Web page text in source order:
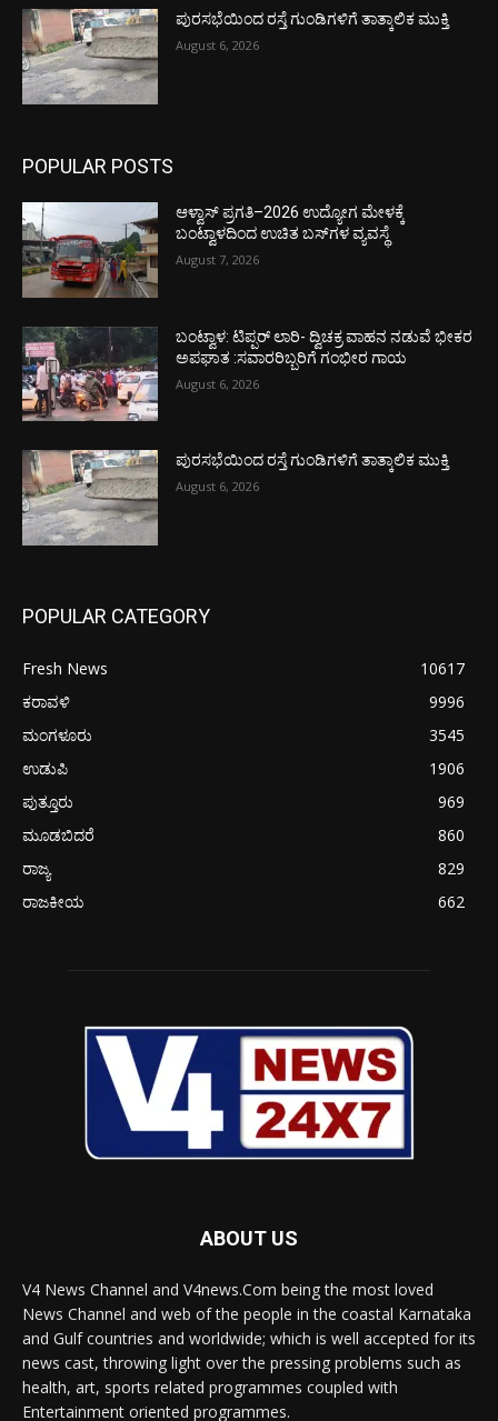
ಪುರಸಭೆಯಿಂದ ರಸ್ತೆ ಗುಂಡಿಗಳಿಗೆ ತಾತ್ಕಾಲಿಕ ಮುಕ್ತಿ
August 6, 2026
POPULAR POSTS
ಆಳ್ವಾಸ್ ಪ್ರಗತಿ–2026 ಉದ್ಯೋಗ ಮೇಳಕ್ಕೆ
ಬಂಟ್ವಾಳದಿಂದ ಉಚಿತ ಬಸ್‌ಗಳ ವ್ಯವಸ್ಥೆ
August 7, 2026
ಬಂಟ್ವಾಳ: ಟಿಪ್ಪರ್ ಲಾರಿ- ದ್ವಿಚಕ್ರ ವಾಹನ ನಡುವೆ ಭೀಕರ
ಅಪಘಾತ :ಸವಾರರಿಬ್ಬರಿಗೆ ಗಂಭೀರ ಗಾಯ
August 6, 2026
ಪುರಸಭೆಯಿಂದ ರಸ್ತೆ ಗುಂಡಿಗಳಿಗೆ ತಾತ್ಕಾಲಿಕ ಮುಕ್ತಿ
August 6, 2026
POPULAR CATEGORY
Fresh News
10617
ಕರಾವಳಿ
9996
ಮಂಗಳೂರು
3545
ಉಡುಪಿ
1906
ಪುತ್ತೂರು
969
ಮೂಡಬಿದರೆ
860
ರಾಜ್ಯ
829
ರಾಜಕೀಯ
662
ABOUT US
V4 News Channel and V4news.Com being the most loved
News Channel and web of the people in the coastal Karnataka
and Gulf countries and worldwide; which is well accepted for its
news cast, throwing light over the pressing problems such as
health, art, sports related programmes coupled with
Entertainment oriented programmes.